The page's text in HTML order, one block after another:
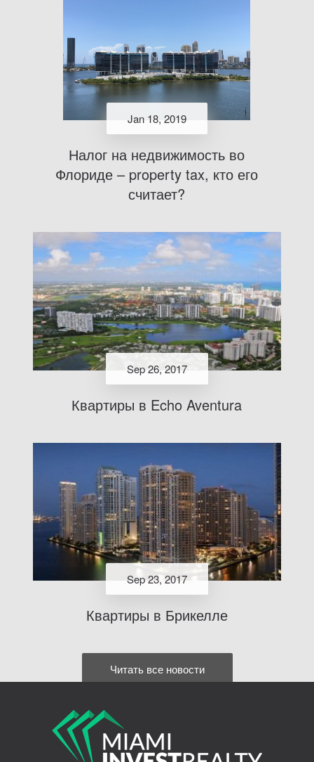
Jan 18, 2019
Налог на недвижимость во
Флориде – property tax, кто его
считает?
Sep 26, 2017
Квартиры в Echo Aventura
Sep 23, 2017
Квартиры в Брикелле
Читать все новости